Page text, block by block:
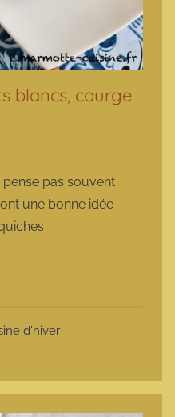
blancs, courge
pense pas souvent
une bonne idée
d'hiver